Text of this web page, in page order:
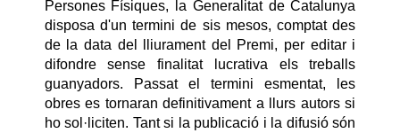
Persones Físiques, la Generalitat de Catalunya
disposa d'un termini de sis mesos, comptat des
de la data del lliurament del Premi, per editar i
difondre sense finalitat lucrativa els treballs
guanyadors. Passat el termini esmentat, les
obres es tornaran definitivament a llurs autors si
ho sol·liciten. Tant si la publicació i la difusió són